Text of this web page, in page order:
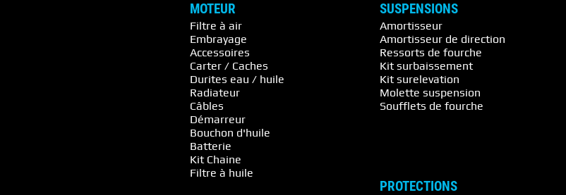
MOTEUR
Filtre à air
Embrayage
Accessoires
Carter / Caches
Durites eau / huile
Radiateur
Câbles
Démarreur
Bouchon d'huile
Batterie
Kit Chaine
Filtre à huile
SUSPENSIONS
Amortisseur
Amortisseur de direction
Ressorts de fourche
Kit surbaissement
Kit surelevation
Molette suspension
Soufflets de fourche
PROTECTIONS